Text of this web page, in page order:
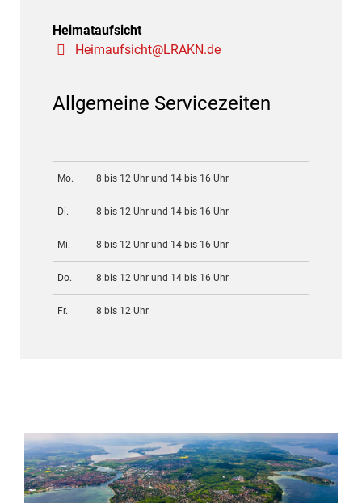
Heimataufsicht
Heimaufsicht@LRAKN.de
Allgemeine Servicezeiten
Mo. 8 bis 12 Uhr und 14 bis 16 Uhr
Di. 8 bis 12 Uhr und 14 bis 16 Uhr
Mi. 8 bis 12 Uhr und 14 bis 16 Uhr
Do. 8 bis 12 Uhr und 14 bis 16 Uhr
Fr. 8 bis 12 Uhr